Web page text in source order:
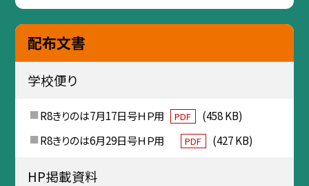
配布文書
学校便り
R8きりのは7月17日号ＨＰ用 PDF
(458 KB)
R8きりのは6月29日号ＨＰ用
PDF (427 KB)
HP掲載資料